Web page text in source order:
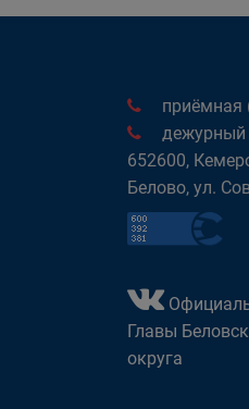
приёмная
дежурный
652600,
Белово, ул.
Главы
округа